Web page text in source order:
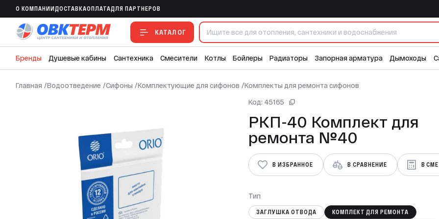
O КОМПАНИИ ДОСТАВКАОПЛАТАДЛЯ ПАРТНЕРОВ
КАТАЛОГ
Бренды Душевые кабины Сантехника Смесители Котлы Бойлеры Радиаторы Запорная арматура Дымоходы
Главная /Водоотведение /Сифоны /Комплектующие для сифонов /Комплекты для ремонта сифонов
Код: 45165
РКП-40 Комплект для
ремонта №40
В ИЗБРАННОЕ В СРАВНЕНИЕ В
Тип
ЗАГЛУШКА ОТВОДА
КОМПЛЕКТ ДЛЯ РЕМОНТА
РКП-40 Комплект для ремонта №40
В ИЗБРАННОЕ В СРАВНЕНИЕ В СМЕТУ